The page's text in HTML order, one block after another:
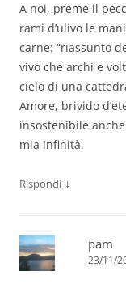
A noi, preme il
rami d’ulivo le
carne: “riassunto
vivo che archi e
cielo di una
Amore, brivido
insostenibile
mia infinità.
Rispondi ↓
pam
23/11/